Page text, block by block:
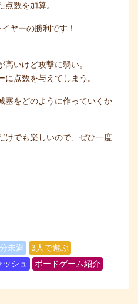
数を加算。
ヤーの勝利です！
いけど攻撃に弱い。
点数を与えてしまう。
塞をどのように作っていくか
けでも楽しいので、ぜひ一度
未満
3人で遊ぶ
シュ ボードゲーム紹介